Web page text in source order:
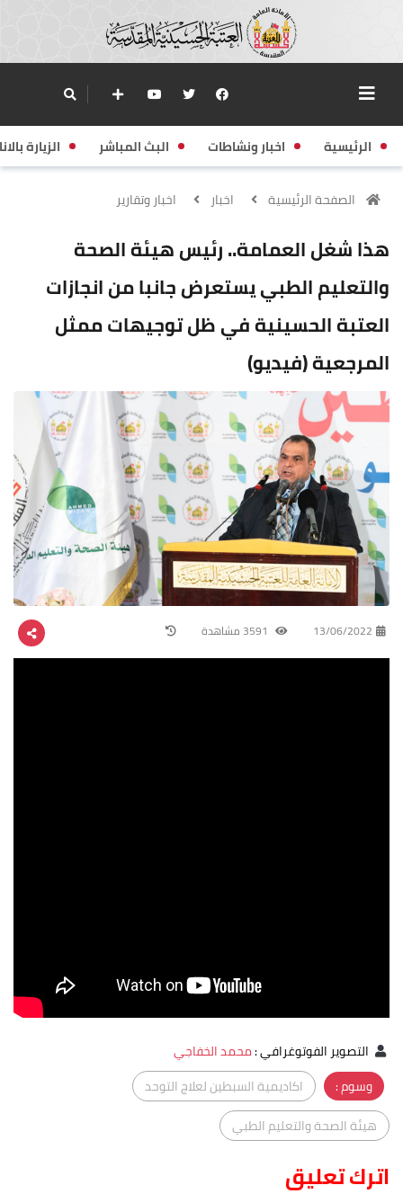
الرئيسية اخبار ونشاطات البث المباشر الزيارة
الصفحة الرئيسية اخبار اخبار وتقارير
هذا شغل العمامة.. رئيس هيئة الصحة
والتعليم الطبي يستعرض جانبا من انجازات
العتبة الحسينية في ظل توجيهات ممثل
المرجعية (فيديو)
13/06/2022
التصوير الفوتوغرافي:محمد الخفاجي
وسوم :
اكاديمية السبطين لعلاج التوحد
هيئة الصحة والتعليم الطبي
اترك تعليق